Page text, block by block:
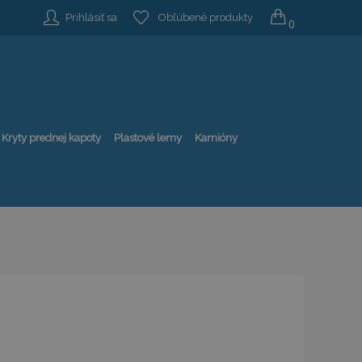
Prihlásiť sa Obľúbené produkty 0
Kryty prednej kapoty Plastové lemy Kamióny